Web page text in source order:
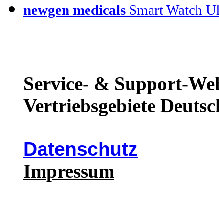
newgen medicals Smart Watch
Service- & Support-
Vertriebsgebiete
Datenschutz
Impressum